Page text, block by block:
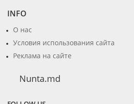
INFO
О нас
Условия использования сайта
Реклама на сайте
Nunta.md